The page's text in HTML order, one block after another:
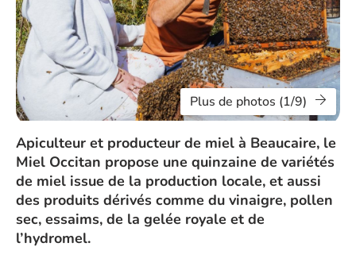
Plus de photos (1/9)
Apiculteur et producteur de miel à Beaucaire, le
Miel Occitan propose une quinzaine de variétés
de miel issue de la production locale, et aussi
des produits dérivés comme du vinaigre, pollen
sec, essaims, de la gelée royale et de
l’hydromel.